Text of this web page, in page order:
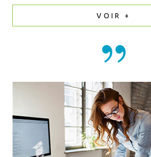
VOIR +